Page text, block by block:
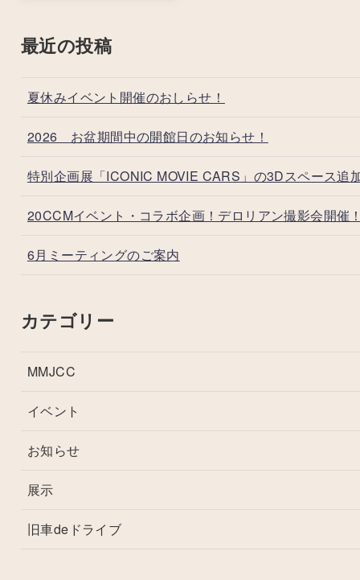
最近の投稿
夏休みイベント開催のおしらせ！
2026 お盆期間中の開館日のお知らせ！
特別企画展「ICONIC MOVIE CARS」の3Dスペース追
20CCMイベント・コラボ企画！デロリアン撮影会開催
6月ミーティングのご案内
カテゴリー
MMJCC
イベント
お知らせ
展示
旧車deドライブ